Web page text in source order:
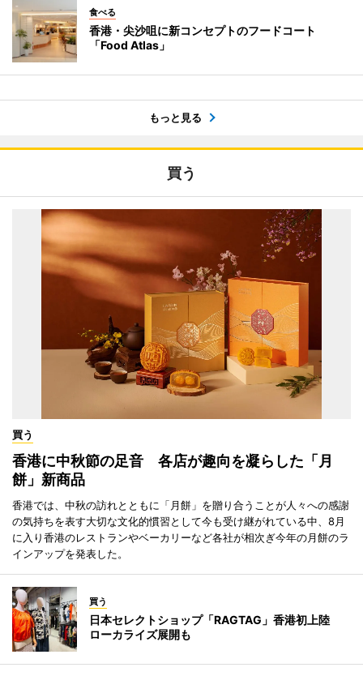
食べる
香港・尖沙咀に新コンセプトのフードコート
「Food Atlas」
もっと見る
買う
買う
香港に中秋節の足音 各店が趣向を凝らした「月
餅」新商品
香港では、中秋の訪れとともに「月餅」を贈り合うことが人々への感謝
の気持ちを表す大切な文化的慣習として今も受け継がれている中、8月
に入り香港のレストランやベーカリーなど各社が相次ぎ今年の月餅のラ
インアップを発表した。
買う
日本セレクトショップ「RAGTAG」香港初上陸
ローカライズ展開も